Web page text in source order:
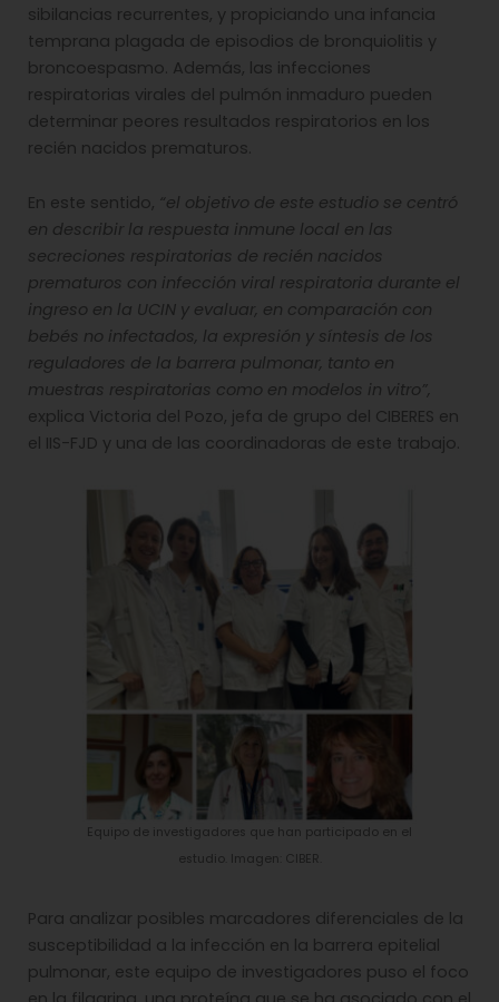
sibilancias recurrentes, y propiciando una infancia
temprana plagada de episodios de bronquiolitis y
broncoespasmo. Además, las infecciones
respiratorias virales del pulmón inmaduro pueden
determinar peores resultados respiratorios en los
recién nacidos prematuros.
En este sentido, “el objetivo de este estudio se centró
en describir la respuesta inmune local en las
secreciones respiratorias de recién nacidos
prematuros con infección viral respiratoria durante el
ingreso en la UCIN y evaluar, en comparación con
bebés no infectados, la expresión y síntesis de los
reguladores de la barrera pulmonar, tanto en
muestras respiratorias como en modelos in vitro”,
explica Victoria del Pozo, jefa de grupo del CIBERES en
el IIS-FJD y una de las coordinadoras de este trabajo.
Equipo de investigadores que han participado en el
estudio. Imagen: CIBER.
Para analizar posibles marcadores diferenciales de la
susceptibilidad a la infección en la barrera epitelial
pulmonar, este equipo de investigadores puso el foco